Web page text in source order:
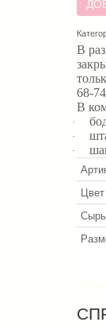
В
68-
В
·
·
·
Цвет